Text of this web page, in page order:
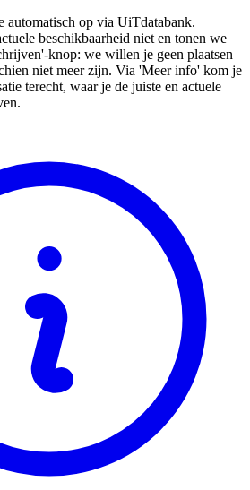
automatisch op via UiTdatabank.
beschikbaarheid niet en tonen we
knop: we willen je geen plaatsen
niet meer zijn. Via 'Meer info' kom je
terecht, waar je de juiste en actuele